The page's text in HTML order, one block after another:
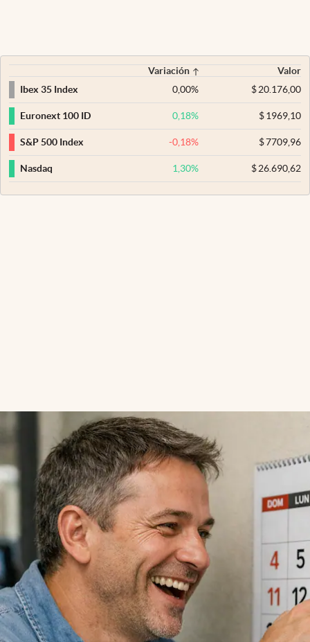
Variación
Valor
Ibex 35 Index
0,00% $20.176,00
Euronext 100 ID 0,18% $1969,10
S&P 500 Index -0,18% $7709,96
Nasdaq 1,30% $26.690,62